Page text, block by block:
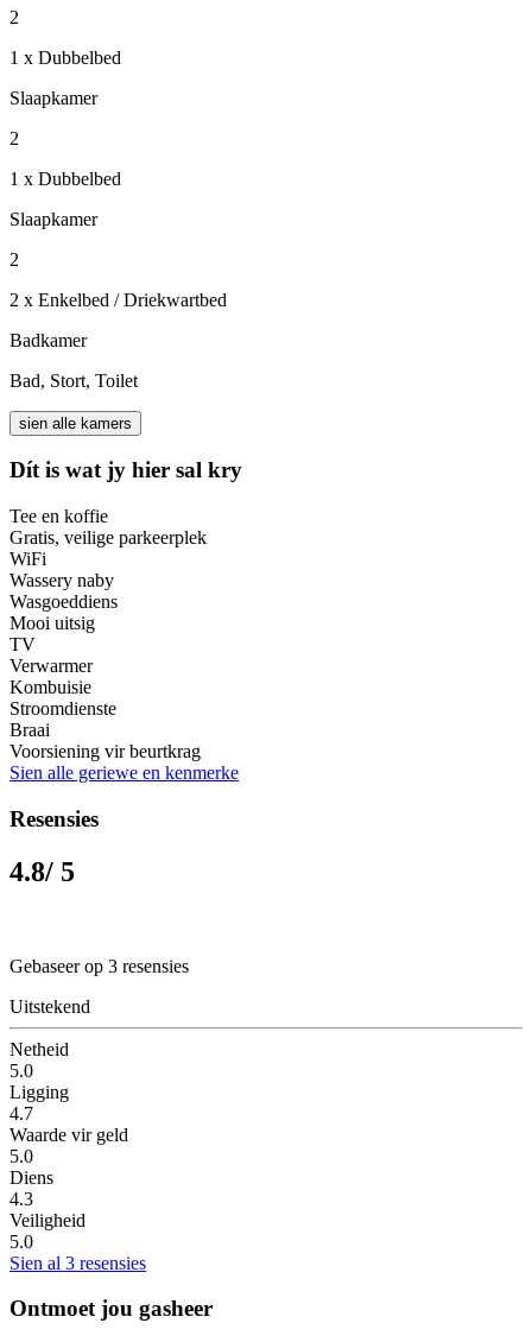
2
1 x Dubbelbed
Slaapkamer
2
1 x Dubbelbed
Slaapkamer
2
2 x Enkelbed / Driekwartbed
Badkamer
Bad, Stort, Toilet
sien alle kamers
Dít is wat jy hier sal kry
Tee en koffie
Gratis, veilige parkeerplek
WiFi
Wassery naby
Wasgoeddiens
Mooi uitsig
TV
Verwarmer
Kombuisie
Stroomdienste
Braai
Voorsiening vir beurtkrag
Sien alle geriewe en kenmerke
Resensies
4.8/ 5
Gebaseer op 3 resensies
Uitstekend
Netheid
5.0
Ligging
4.7
Waarde vir geld
5.0
Diens
4.3
Veiligheid
5.0
Sien al 3 resensies
Ontmoet jou gasheer